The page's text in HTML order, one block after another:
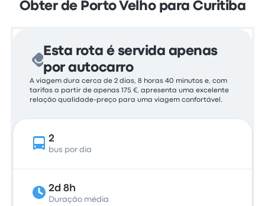
Obter de Porto Velho para Curitiba
Esta rota é servida apenas
por autocarro
A viagem dura cerca de 2 dias, 8 horas 40 minutos e, com
tarifas a partir de apenas 175 €, apresenta uma excelente
relação qualidade-preço para uma viagem confortável.
2
bus por dia
2d 8h
Duração média